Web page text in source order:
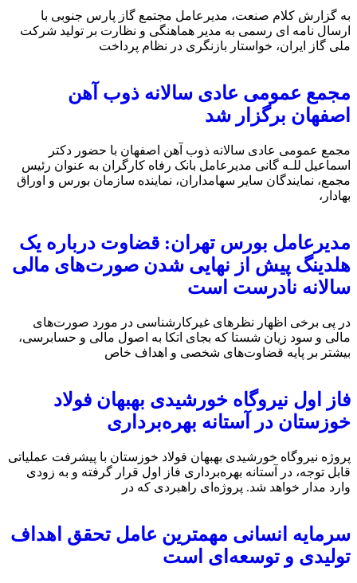
به گزارش کلام صنعت، مدیرعامل مجتمع گاز پارس جنوبی با
ارسال نامه ای رسمی به مدیر هماهنگی و نظارت بر تولید شرکت
ملی گاز ایران، خواستار بازنگری در نظام پرداخت
مجمع عمومی عادی سالانه ذوب آهن
اصفهان برگزار شد
مجمع عمومی عادی سالانه ذوب آهن اصفهان با حضور دکتر
اسماعیل للـه گانی مدیرعامل بانک رفاه کارگران به عنوان رئیس
مجمع، نمایندگان سایر سهامداران، نماینده سازمان بورس و اوراق
بهادار،
مدیرعامل بورس تهران: قضاوت درباره یک
هلدینگ پیش از نهایی شدن صورت‌های مالی
سالانه نادرست است
در پی برخی اظهار نظرهای غیرکارشناسی در مورد صورت‌های
مالی و سود زیان شستا که بجای اتکا به اصول مالی و حسابرسی،
بیشتر بر پایه قضاوت‌‌های شخصی و اهداف خاص
فاز اول نیروگاه خورشیدی بهبهان فولاد
خوزستان در آستانه بهره‌برداری
پروژه نیروگاه خورشیدی بهبهان فولاد خوزستان با پیشرفت عملیاتی
قابل‌ توجه، در آستانه بهره‌برداری فاز اول قرار گرفته و به‌ زودی
وارد مدار خواهد شد. پروژه‌ای راهبردی که در
سرمایه انسانی مهمترین عامل تحقق اهداف
تولیدی و توسعه‌ای است